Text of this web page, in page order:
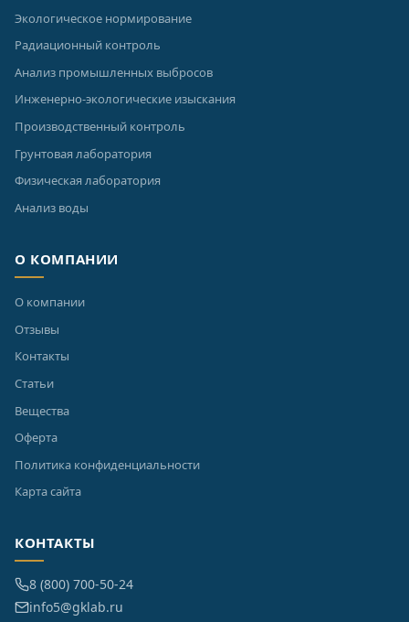
Экологическое нормирование
Радиационный контроль
Анализ промышленных выбросов
Инженерно-экологические изыскания
Производственный контроль
Грунтовая лаборатория
Физическая лаборатория
Анализ воды
О КОМПАНИИ
О компании
Отзывы
Контакты
Статьи
Вещества
Оферта
Политика конфиденциальности
Карта сайта
КОНТАКТЫ
8 (800) 700-50-24
info5@gklab.ru